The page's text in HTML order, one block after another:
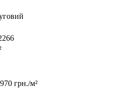
грн./м²